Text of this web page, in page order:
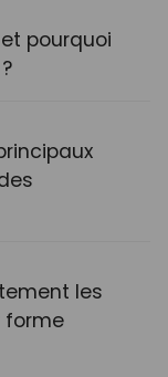
pourquoi
les
forme